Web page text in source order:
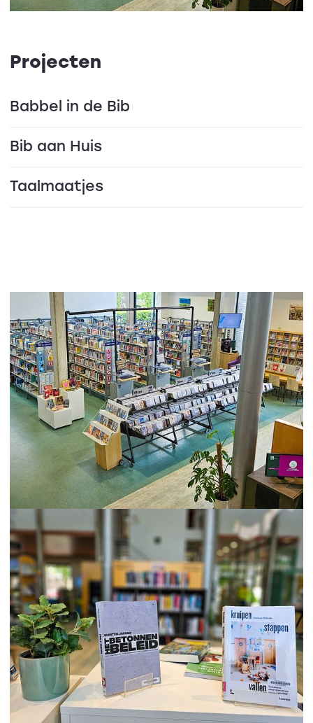
Projecten
Babbel in de Bib
Bib aan Huis
Taalmaatjes